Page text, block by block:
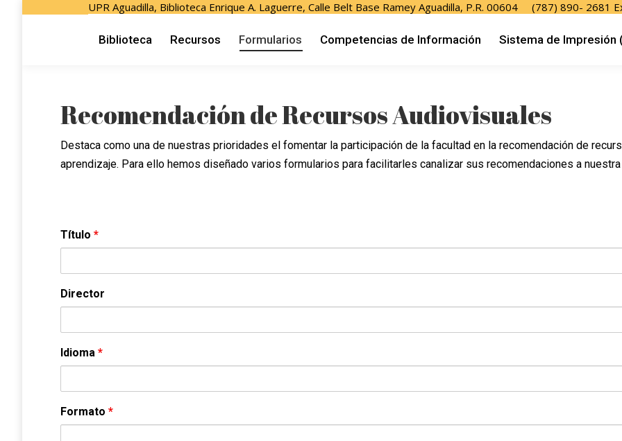
UPR Aguadilla, Biblioteca Enrique A. Laguerre, Calle Belt Base Ramey Aguadilla, P.R. 00604 (787) 890- 2681
Biblioteca Recursos Formularios Competencias de Información Sistema de Impresión
Recomendación de Recursos Audiovisuales
Destaca como una de nuestras prioridades el fomentar la participación de la facultad en la recomendación de
aprendizaje. Para ello hemos diseñado varios formularios para facilitarles canalizar sus recomendaciones a nuestra
Título *
Director
Idioma *
Formato *